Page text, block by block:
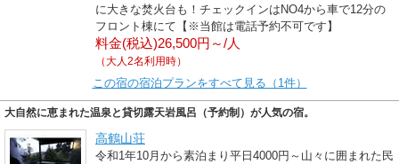
に大きな焚火台も！チェックインはNO4から車で12分の
フロント棟にて【※当館は電話予約不可です】
料金(税込)26,500円～/人
（大人2名利用時）
この宿の宿泊プランをすべて見る（1件）
大自然に恵まれた温泉と貸切露天岩風呂（予約制）が人気の宿。
高鶴山荘
令和1年10月から素泊まり平日4000円～山々に囲まれた民